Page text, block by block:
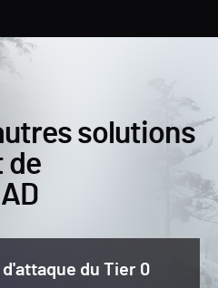
solutions
de
du Tier 0